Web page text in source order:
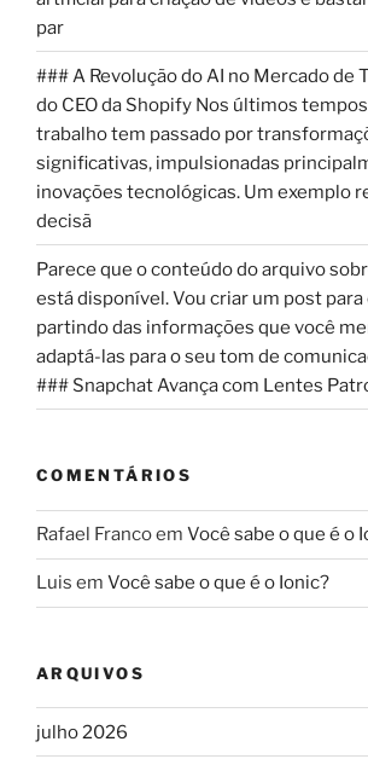
par
### A Revolução do AI no Mercado de
do CEO da Shopify Nos últimos
trabalho tem passado por
significativas, impulsionadas
inovações tecnológicas. Um exemplo
decisã
Parece que o conteúdo do arquivo
está disponível. Vou criar um post para
partindo das informações que você
adaptá-las para o seu tom de
### Snapchat Avança com Lentes
COMENTÁRIOS
Rafael Francoem Você sabe o que é o
Luis em Você sabe o que é o Ionic?
ARQUIVOS
julho 2026